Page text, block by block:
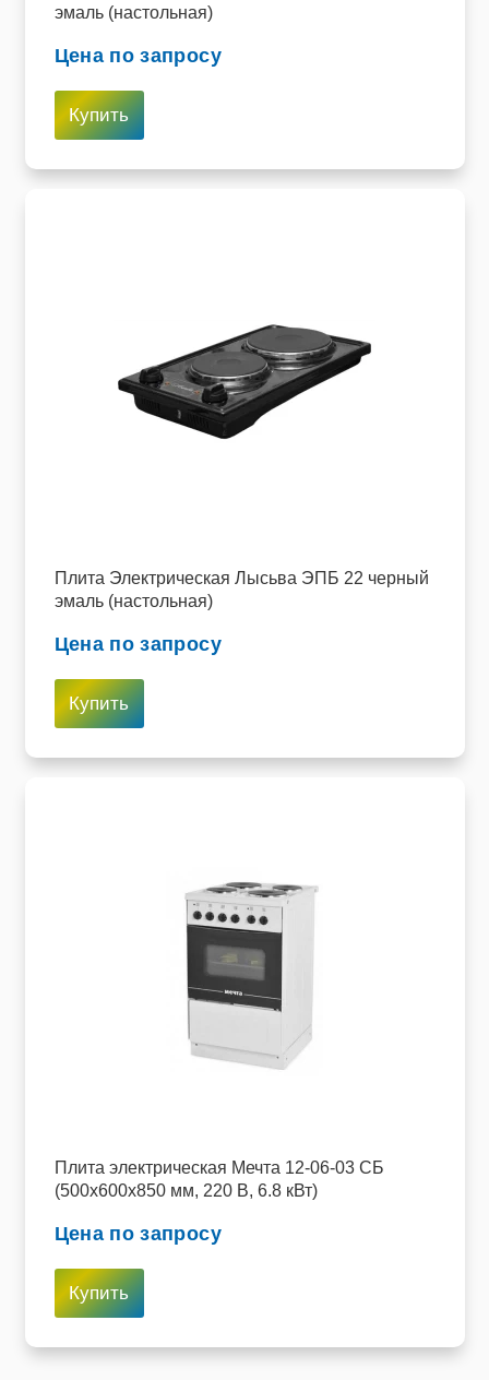
эмаль (настольная)
Цена по запросу
Купить
Плита Электрическая Лысьва ЭПБ 22 черный
эмаль (настольная)
Цена по запросу
Купить
Плита электрическая Мечта 12-06-03 СБ
(500х600х850 мм, 220 В, 6.8 кВт)
Цена по запросу
Купить